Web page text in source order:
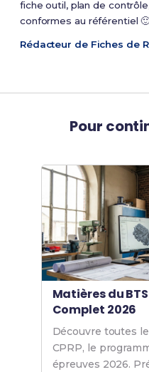
fiche outil, plan de
conformes au référentiel
Rédacteur de Fiches de
Pour
Matières du
Complet 2026
Découvre toutes
CPRP, le
épreuves 2026.